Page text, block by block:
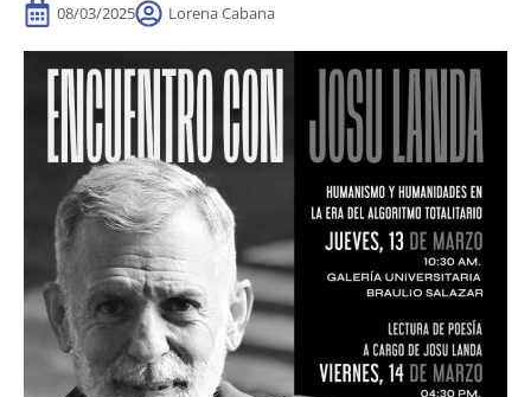
08/03/2025 Lorena Cabana